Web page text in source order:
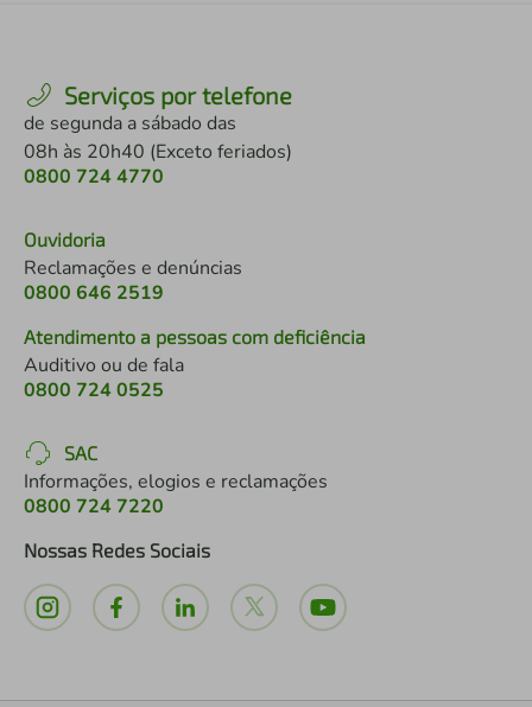
Serviços por telefone
de segunda a sábado das
08h às 20h40 (Exceto feriados)
0800 724 4770
Ouvidoria
Reclamações e denúncias
0800 646 2519
Atendimento a pessoas com deficiência
Auditivo ou de fala
0800 724 0525
SAC
Informações, elogios e reclamações
0800 724 7220
Nossas Redes Sociais